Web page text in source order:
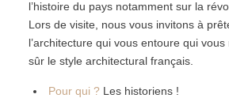
l’histoire du pays notamment sur la
Lors de visite, nous vous invitons à
l’architecture qui vous entoure qui
sûr le style architectural français.
Pour qui ? Les historiens !